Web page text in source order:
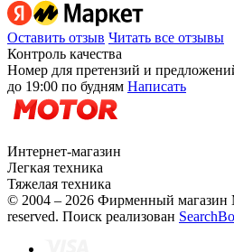
Оставить отзыв Читать все отзывы
Контроль качества
Номер для претензий и
до 19:00 по будням Написать
Интернет-магазин
Легкая техника
Тяжелая техника
© 2004 – 2026 Фирменный магазин
reserved. Поиск реализован